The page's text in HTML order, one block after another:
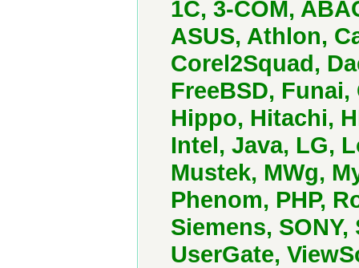
1С, 3-COM,
ASUS, Athlon,
Corel2Squad,
FreeBSD,
Hippo, Hitachi,
Intel, Java, LG,
Mustek, MWg,
Phenom, PHP,
Siemens,
UserGate,